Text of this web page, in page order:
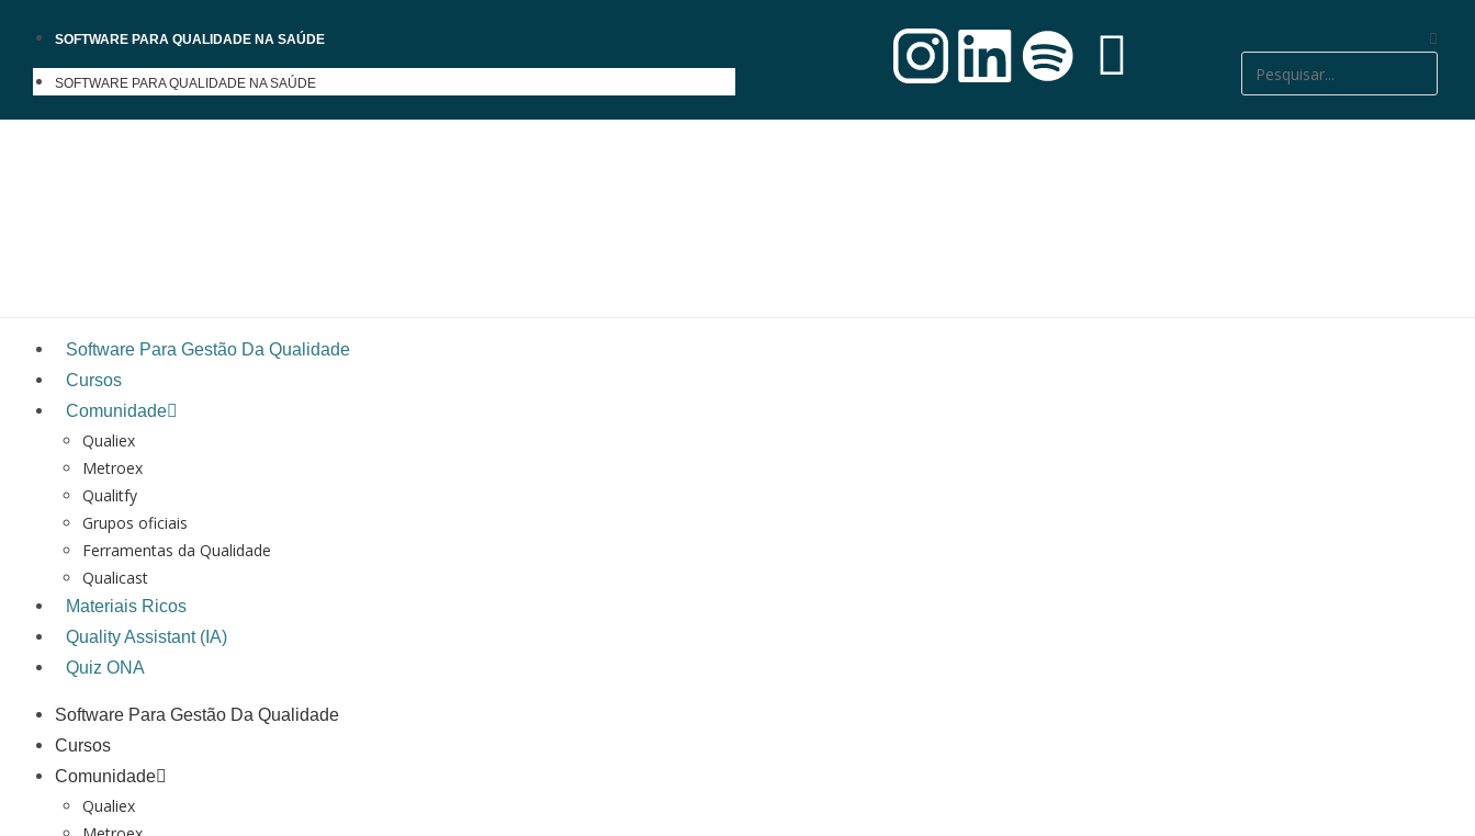
SOFTWARE PARA QUALIDADE NA SAÚDE
SOFTWARE PARA QUALIDADE NA SAÚDE
Software Para Gestão Da Qualidade
Cursos
Comunidade
Qualiex
Metroex
Qualitfy
Grupos oficiais
Ferramentas da Qualidade
Qualicast
Materiais Ricos
Quality Assistant (IA)
Quiz ONA
Software Para Gestão Da Qualidade
Cursos
Comunidade
Qualiex